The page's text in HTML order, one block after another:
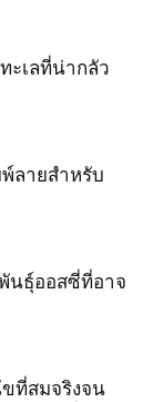
ะเลที่น่ากลัว
ลายสำหรับ
นธุ์ออสซี่ที่อาจ
ที่สมจริงจน